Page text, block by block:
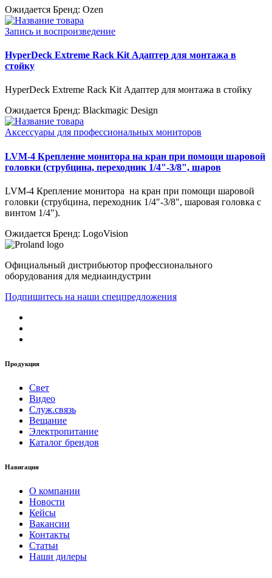
Ожидается Бренд: Ozen
Запись и воспроизведение
HyperDeck Extreme Rack Kit Адаптер для монтажа в
стойку
HyperDeck Extreme Rack Kit Адаптер для монтажа в стойку
Ожидается Бренд: Blackmagic Design
Аксессуары для профессиональных мониторов
LVM-4 Крепление монитора на кран при помощи шаровой
головки (струбцина, переходник 1/4"-3/8", шаров
LVM-4 Крепление монитора на кран при помощи шаровой
головки (струбцина, переходник 1/4"-3/8", шаровая головка с
винтом 1/4").
Ожидается Бренд: LogoVision
Официальный дистрибьютор профессионального
оборудования для медиаиндустрии
Подпишитесь на наши спецпредложения
Продукция
Свет
Видео
Служ.связь
Вещание
Электропитание
Каталог брендов
Навигация
О компании
Новости
Кейсы
Вакансии
Контакты
Статьи
Наши дилеры